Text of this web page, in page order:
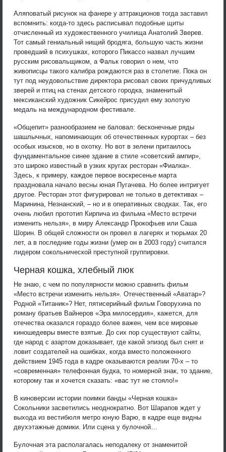
Аляповатый рисунок на фанере у аттракционов тогда заставил
вспомнить: когда-то здесь расписывал подобные щиты
отчисленный из художественного училища Анатолий Зверев.
Тот самый гениальный нищий бродяга, большую часть жизни
проведший в психушках, которого Пикассо назвал лучшим
русским рисовальщиком, а Фальк говорил о нем, что
живописцы такого калибра рождаются раз в столетие. Пока он
тут под неудовольствие директора рисовал своих причудливых
зверей и птиц на стенах детского городка, знаменитый
мексиканский художник Сикейрос присудил ему золотую
медаль на международном фестивале.
«Общепит» разнообразием не баловал: бесконечные ряды
шашлычных, напоминающих об отечественных курортах – без
особых изысков, но в охотку. Но вот в зелени притаилось
фундаментальное синее здание в стиле «советский ампир»,
это широко известный в узких кругах ресторан «Фиалка».
Здесь, к примеру, каждое первое воскресенье марта
праздновала начало весны юная Пугачева. Но более интригует
другое. Ресторан этот фигурировал не только в детективах –
Маринина, Незнанский, – но и в оперативных сводках. Так, его
очень любил прототип Кирпича из фильма «Место встречи
изменить нельзя», в миру Александр Прокофьев или Саша
Шорин. В общей сложности он провел в лагерях и тюрьмах 20
лет, а в последние годы жизни (умер он в 2003 году) считался
лидером сокольнической преступной группировки.
Черная кошка, хлебный люк
Не знаю, с чем по популярности можно сравнить фильм
«Место встречи изменить нельзя». Отечественный «Аватар»?
Родной «Титаник»? Нет, пятисерийный фильм Говорухина по
роману братьев Вайнеров «Эра милосердия», кажется, для
отечества оказался гораздо более важен, чем все мировые
киношедевры вместе взятые. До сих пор существуют сайты,
где народ с азартом доказывает, где какой эпизод был снят и
ловит создателей на ошибках, когда вместо положенного
действием 1945 года в кадре оказываются реалии 70-х – то
«современная» телефонная будка, то номерной знак, то здание,
которому так и хочется сказать: «вас тут не стояло!»
В киноверсии истории поимки банды «Черная кошка»
Сокольники засветились неоднократно. Вот Шарапов ждет у
выхода из вестибюля метро юную Варю, в кадре еще видны
двухэтажные домики. Или сцена у булочной…
Булочная эта располагалась неподалеку от знаменитой